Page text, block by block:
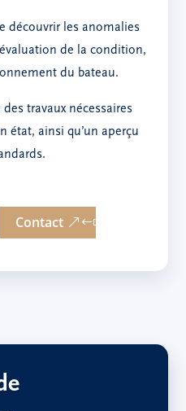
découvrir les anomalies
évaluation de la condition,
du bateau.
travaux nécessaires
état, ainsi qu’un aperçu
Contact